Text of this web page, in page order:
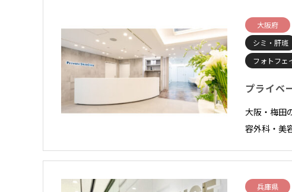
大阪府
シミ・肝斑
フォトフェ
プライベ
大阪・梅田
容外科・美
兵庫県